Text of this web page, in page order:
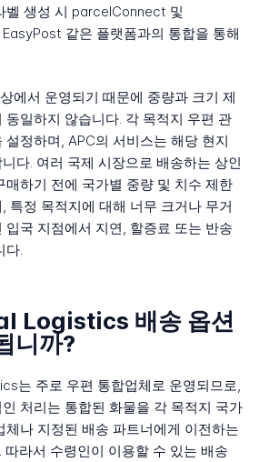
벨 생성 시 parcelConnect 및
같은 플랫폼과의 통합을 통해
에서 운영되기 때문에 중량과 크기 제
동일하지 않습니다. 각 목적지 우편 관
설정하며, APC의 서비스는 해당 현지
다. 여러 국제 시장으로 배송하는 상인
매하기 전에 국가별 중량 및 치수 제한
특정 목적지에 대해 너무 크거나 무거
입국 지점에서 지연, 할증료 또는 반송
다.
Logistics 배송 옵션
니까?
는 주로 우편 통합업체로 운영되므로,
처리는 통합된 화물을 각 목적지 국가
체나 지정된 배송 파트너에게 이전하는
따라서 수령인이 이용할 수 있는 배송